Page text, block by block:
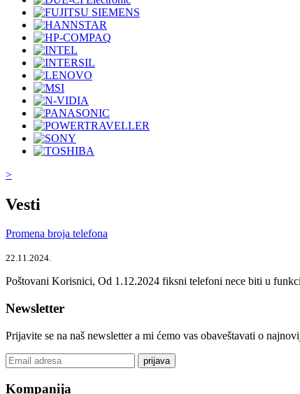
>
Vesti
Promena broja telefona
22.11.2024.
Poštovani Korisnici, Od 1.12.2024 fiksni telefoni nece biti u
Newsletter
Prijavite se na naš newsletter a mi ćemo vas obaveštavati o
prijava
Kompanija